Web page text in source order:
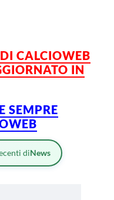
CALCIOWEB
IN
SEMPRE
diNews